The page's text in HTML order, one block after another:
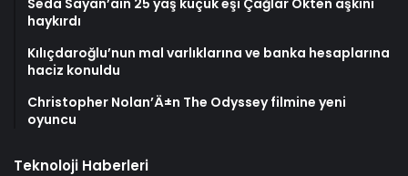
haykırdı
Kılıçdaroğlu’nun mal varlıklarına ve banka hesaplarına
haciz konuldu
Christopher Nolan’Ä±n The Odyssey filmine yeni
oyuncu
Teknoloji Haberleri